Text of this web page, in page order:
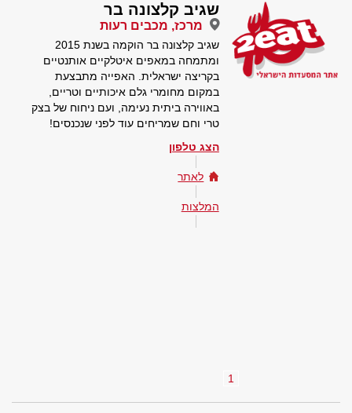
שגיב קלצונה בר
מרכז, מכבים רעות
שגיב קלצונה בר הוקמה בשנת 2015
ומתמחה במאפים איטלקיים אותנטיים
בקריצה ישראלית. האפייה מתבצעת
במקום מחומרי גלם איכותיים וטריים,
באווירה ביתית נעימה, ועם ניחוח של בצק
טרי וחם שמריחים עוד לפני שנכנסים!
הצג טלפון
לאתר
המלצות
1